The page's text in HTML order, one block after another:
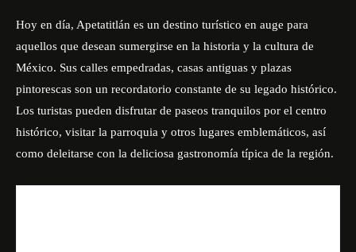
Hoy en día, Apetatitlán es un destino turístico en auge para
aquellos que desean sumergirse en la historia y la cultura de
México. Sus calles empedradas, casas antiguas y plazas
pintorescas son un recordatorio constante de su legado histórico.
Los turistas pueden disfrutar de paseos tranquilos por el centro
histórico, visitar la parroquia y otros lugares emblemáticos, así
como deleitarse con la deliciosa gastronomía típica de la región.